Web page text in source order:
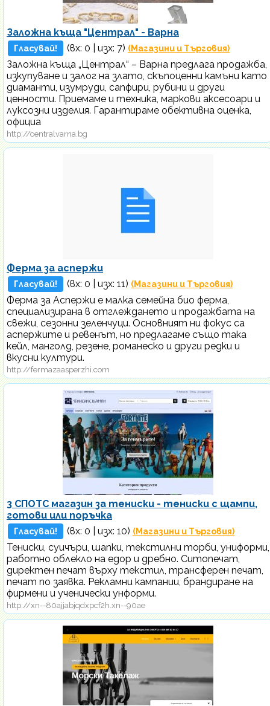
Заложна къща "Централ" - Варна
Гласувай! (вх: 0 | изх: 7) (Магазини и Търговия)
Заложна къща „Централ“ – Варна предлага продажба,
изкупуване и залог на злато, скъпоценни камъни като
диаманти, изумруди, сапфири, рубини и други
ценности. Приемаме и техника, маркови аксесоари и
луксозни изделия. Гарантираме обективна оценка,
официа
http://centralvarna.bg
Ферма за аспержи
Гласувай! (вх: 0 | изх: 11) (Магазини и Търговия)
Ферма за Аспержи е малка семейна био ферма,
специализирана в отглеждането и продажбата на
свежи, сезонни зеленчуци. Основният ни фокус са
аспержите и ревенът, но предлагаме също така
кейл, манголд, резене, романеско и други редки и
вкусни култури.
http://fermazaasperzhi.com
3 СПОТС магазин за тениски - тениски с щампи,
готови или поръчка
Гласувай! (вх: 0 | изх: 10) (Магазини и Търговия)
Тениски, суичъри, шапки, текстилни торби, униформи,
работно облекло на едор и дребно. Ситопечат,
директен печат върху текстил, трансферен печат,
печат по заявка. Рекламни кампании, брандиране на
фирмени и ученически унформи.
http://xn--80ajjabjqdxpcf2h.xn--90ae